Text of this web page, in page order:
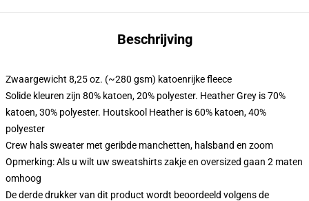
Beschrijving
Zwaargewicht 8,25 oz. (~280 gsm) katoenrijke fleece
Solide kleuren zijn 80% katoen, 20% polyester. Heather Grey is 70%
katoen, 30% polyester. Houtskool Heather is 60% katoen, 40%
polyester
Crew hals sweater met geribde manchetten, halsband en zoom
Opmerking: Als u wilt uw sweatshirts zakje en oversized gaan 2 maten
omhoog
De derde drukker van dit product wordt beoordeeld volgens de